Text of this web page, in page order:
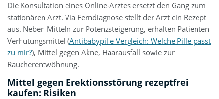
Die Konsultation eines Online-Arztes ersetzt den Gang zum
stationären Arzt. Via Ferndiagnose stellt der Arzt ein Rezept
aus. Neben Mitteln zur Potenzsteigerung, erhalten Patienten
Verhütungsmittel (Antibabypille Vergleich: Welche Pille passt
zu mir?), Mittel gegen Akne, Haarausfall sowie zur
Raucherentwöhnung.
Mittel gegen Erektionsstörung rezeptfrei
kaufen: Risiken